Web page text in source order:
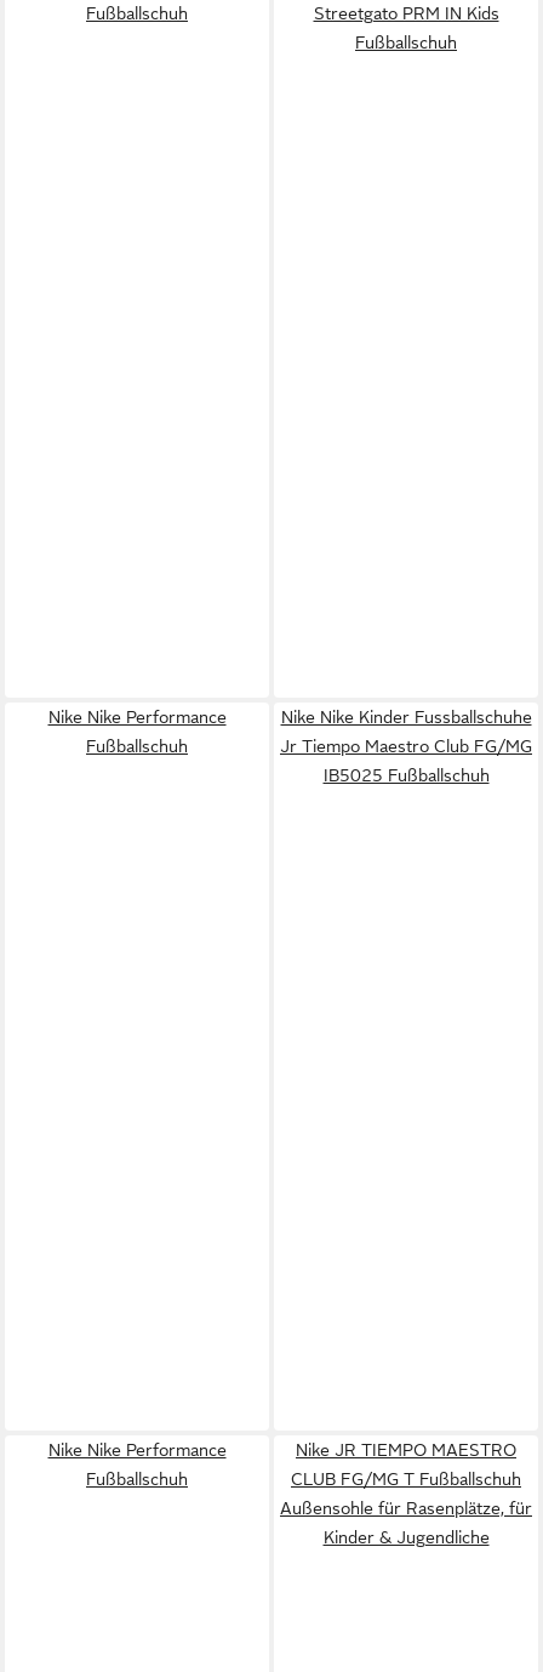
Fußballschuh
Streetgato PRM IN Kids
Fußballschuh
Nike Nike Performance
Fußballschuh
Nike Nike Kinder Fussballschuhe
Jr Tiempo Maestro Club FG/MG
IB5025 Fußballschuh
Nike Nike Performance
Fußballschuh
Nike JR TIEMPO MAESTRO
CLUB FG/MG T Fußballschuh
Außensohle für Rasenplätze, für
Kinder & Jugendliche